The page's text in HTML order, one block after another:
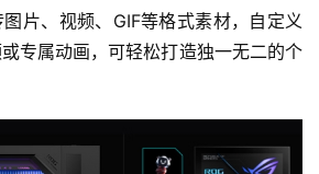
片、视频、GIF等格式素材，自定义
专属动画，可轻松打造独一无二的个